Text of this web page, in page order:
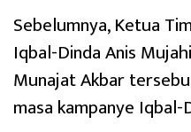
Sebelumnya, Ketua
Iqbal-Dinda Anis
Munajat Akbar
masa kampanye Iqbal-